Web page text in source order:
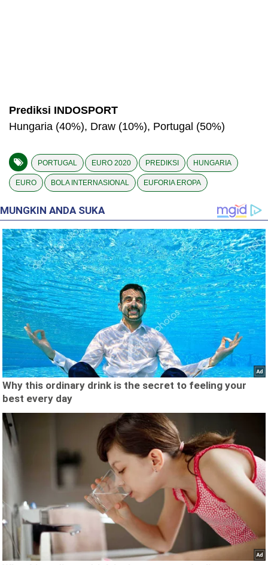
Prediksi INDOSPORT
Hungaria (40%), Draw (10%), Portugal (50%)
PORTUGAL EURO 2020 PREDIKSI HUNGARIA
EURO BOLA INTERNASIONAL EUFORIA EROPA